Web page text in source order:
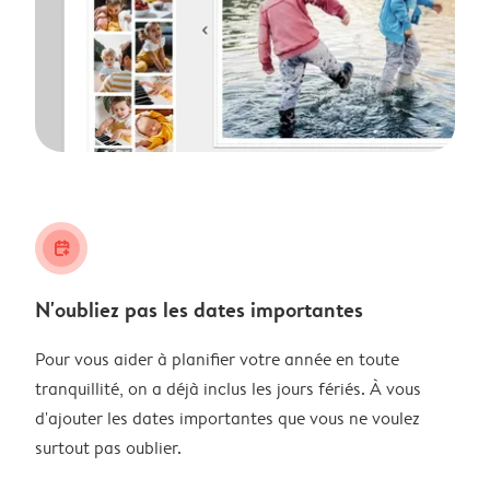
calendar_plus
N'oubliez pas les dates importantes
Pour vous aider à planifier votre année en toute
tranquillité, on a déjà inclus les jours fériés. À vous
d'ajouter les dates importantes que vous ne voulez
surtout pas oublier.